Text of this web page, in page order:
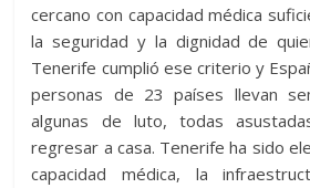
cercano con capacidad médica
la seguridad y la dignidad de
Tenerife cumplió ese criterio y
personas de 23 países llevan
algunas de luto, todas
regresar a casa. Tenerife ha sido
capacidad médica, la